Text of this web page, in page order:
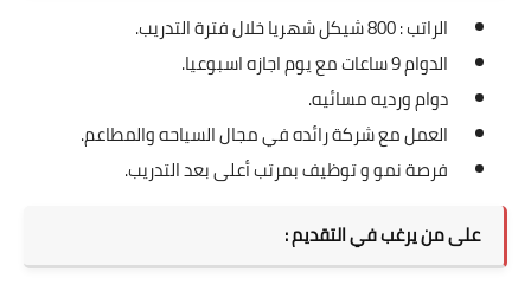
الراتب : 800 شيكل شهريا خلال فترة التدريب.
الدوام 9 ساعات مع يوم اجازه اسبوعيا.
دوام ورديه مسائيه.
العمل مع شركة رائده في مجال السياحه والمطاعم.
فرصة نمو و توظيف بمرتب أعلى بعد التدريب.
على من يرغب في التقديم :